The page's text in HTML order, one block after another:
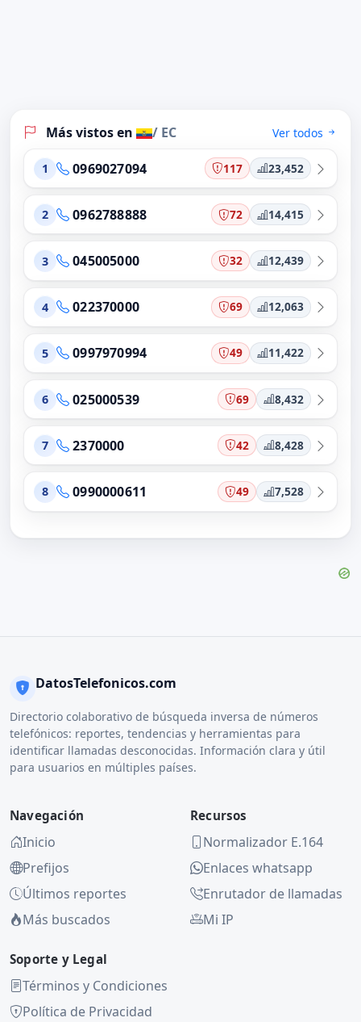
Más vistos en / EC Ver todos
1 0969027094 117 23,452
2 0962788888 72 14,415
3 045005000 32 12,439
4 022370000 69 12,063
5 0997970994 49 11,422
6 025000539 69 8,432
7 2370000 42 8,428
8 0990000611 49 7,528
DatosTelefonicos.com
Directorio colaborativo de búsqueda inversa de números
telefónicos: reportes, tendencias y herramientas para
identificar llamadas desconocidas. Información clara y útil
para usuarios en múltiples países.
Navegación
Inicio
Prefijos
Últimos reportes
Más buscados
Recursos
Normalizador E.164
Enlaces whatsapp
Enrutador de llamadas
Mi IP
Soporte y Legal
Términos y Condiciones
Política de Privacidad